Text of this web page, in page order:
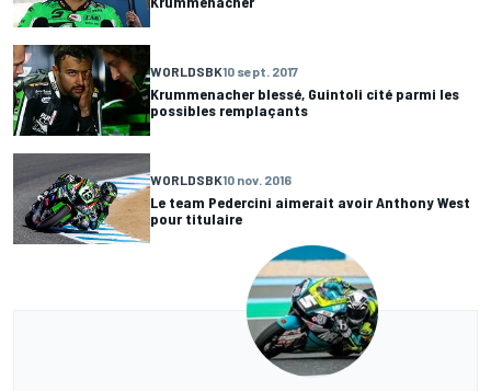
WORLDSBK10 sept. 2017
Krummenacher blessé, Guintoli cité parmi les
possibles remplaçants
WORLDSBK10 nov. 2016
Le team Pedercini aimerait avoir Anthony West
pour titulaire